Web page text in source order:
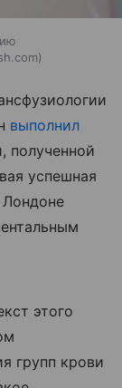
выполнил
полученной
успешная
Лондоне
этого
групп крови